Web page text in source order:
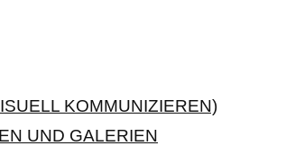
KOMMUNIZIEREN)
UND GALERIEN